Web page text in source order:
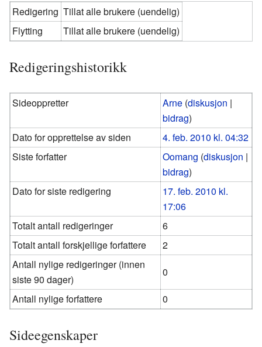
Redigering Tillat alle brukere (uendelig)
Flytting
Tillat alle brukere (uendelig)
Redigeringshistorikk
Sideoppretter Arne (diskusjon |
bidrag)
Dato for opprettelse av siden
4. feb. 2010 kl. 04:32
Siste forfatter
Oomang (diskusjon |
bidrag)
Dato for siste redigering
17. feb. 2010 kl.
17:06
Totalt antall redigeringer
6
Totalt antall forskjellige forfattere
2
Antall nylige redigeringer (innen
siste 90 dager)
0
Antall nylige forfattere
0
Sideegenskaper